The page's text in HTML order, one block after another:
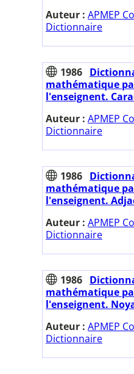
Auteur : APMEP
Dictionnaire
1986
mathématique
l'enseignent.
Auteur : APMEP
Dictionnaire
1986
mathématique
l'enseignent.
Auteur : APMEP
Dictionnaire
1986
mathématique
l'enseignent.
Auteur : APMEP
Dictionnaire